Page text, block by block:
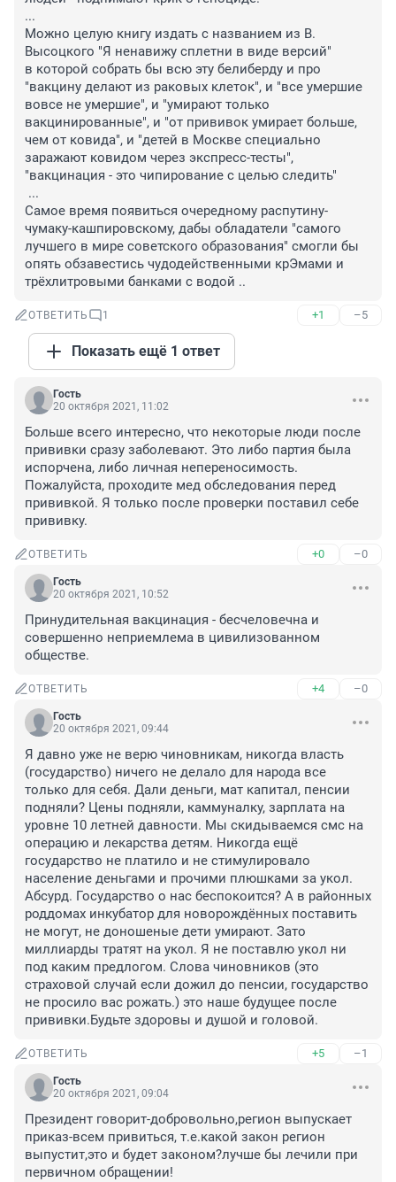
...
Можно целую книгу издать с названием из В.
Высоцкого "Я ненавижу сплетни в виде версий"
в которой собрать бы всю эту белиберду и про
"вакцину делают из раковых клеток", и "все умершие
вовсе не умершие", и "умирают только
вакцинированные", и "от прививок умирает больше,
чем от ковида", и "детей в Москве специально
заражают ковидом через экспресс-тесты",
"вакцинация - это чипирование с целью следить"
...
Самое время появиться очередному распутину-
чумаку-кашпировскому, дабы обладатели "самого
лучшего в мире советского образования" смогли бы
опять обзавестись чудодейственными крЭмами и
трёхлитровыми банками с водой ..
ОТВЕТИТЬ 1 +1 –5
Показать ещё 1 ответ
Гость
20 октября 2021, 11:02
Больше всего интересно, что некоторые люди после
прививки сразу заболевают. Это либо партия была
испорчена, либо личная непереносимость.
Пожалуйста, проходите мед обследования перед
прививкой. Я только после проверки поставил себе
прививку.
ОТВЕТИТЬ +0 –0
Гость
20 октября 2021, 10:52
Принудительная вакцинация - бесчеловечна и
совершенно неприемлема в цивилизованном
обществе.
ОТВЕТИТЬ +4 –0
Гость
20 октября 2021, 09:44
Я давно уже не верю чиновникам, никогда власть
(государство) ничего не делало для народа все
только для себя. Дали деньги, мат капитал, пенсии
подняли? Цены подняли, каммуналку, зарплата на
уровне 10 летней давности. Мы скидываемся смс на
операцию и лекарства детям. Никогда ещё
государство не платило и не стимулировало
население деньгами и прочими плюшками за укол.
Абсурд. Государство о нас беспокоится? А в районных
роддомах инкубатор для новорождённых поставить
не могут, не доношеные дети умирают. Зато
миллиарды тратят на укол. Я не поставлю укол ни
под каким предлогом. Слова чиновников (это
страховой случай если дожил до пенсии, государство
не просило вас рожать.) это наше будущее после
прививки.Будьте здоровы и душой и головой.
ОТВЕТИТЬ +5 –1
Гость
20 октября 2021, 09:04
Президент говорит-добровольно,регион выпускает
приказ-всем привиться, т.е.какой закон регион
выпустит,это и будет законом?лучше бы лечили при
первичном обращении!